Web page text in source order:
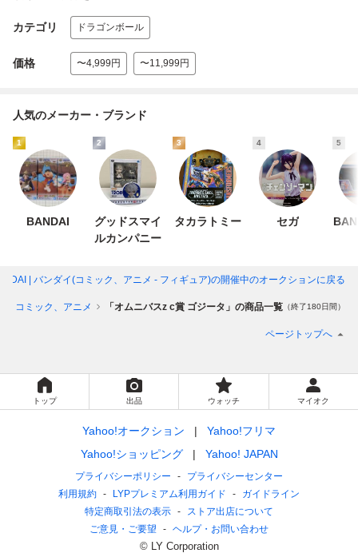
カテゴリ ドラゴンボール
価格 〜4,999円 〜11,999円
人気のメーカー・ブランド
1
BANDAI
2
グッドスマイ
ルカンパニー
3
タカラトミー
4
セガ
5
| バンダイ(コミック、アニメ - フィギュア)の開催中のオークションに戻る
コミック、アニメ 「オムニバスz c賞 ゴジータ」の商品一覧 （終了180日間）
ページトップへ
トップ 出品 ウォッチ マイオク
Yahoo!オークション
Yahoo!フリマ
Yahoo!ショッピング
Yahoo! JAPAN
プライバシーポリシー
プライバシーセンター
利用規約
LYPプレミアム利用ガイド
ガイドライン
特定商取引法の表示
ストア出店について
ご意見・ご要望
ヘルプ・お問い合わせ
© LY Corporation